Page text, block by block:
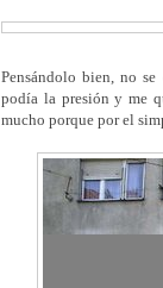
Pensándolo bien, no
podía la presión y me
mucho porque por el